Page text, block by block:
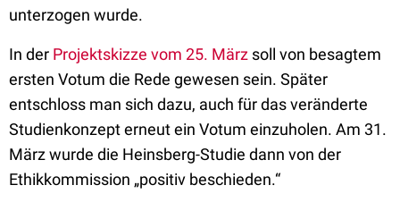
unterzogen wurde.
In der Projektskizze vom 25. März soll von besagtem
ersten Votum die Rede gewesen sein. Später
entschloss man sich dazu, auch für das veränderte
Studienkonzept erneut ein Votum einzuholen. Am 31.
März wurde die Heinsberg-Studie dann von der
Ethikkommission „positiv beschieden.“